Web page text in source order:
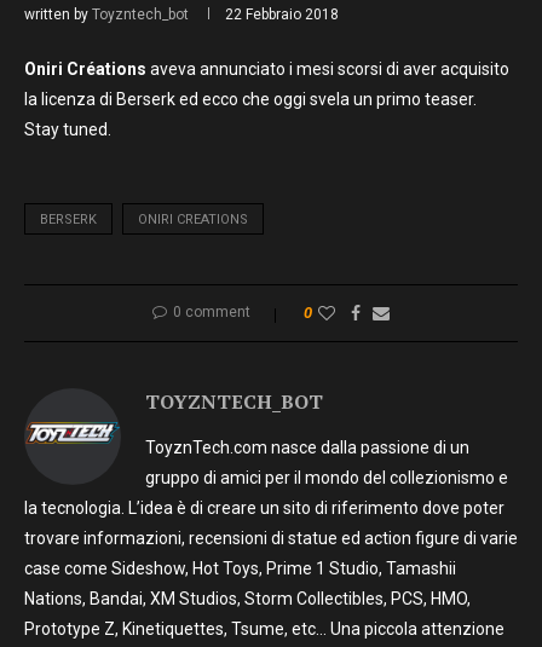
written by Toyzntech_bot 22 Febbraio 2018
Oniri Créations aveva annunciato i mesi scorsi di aver acquisito
la licenza di Berserk ed ecco che oggi svela un primo teaser.
Stay tuned.
BERSERK ONIRI CREATIONS
0 comment 0
TOYZNTECH_BOT
ToyznTech.com nasce dalla passione di un
gruppo di amici per il mondo del collezionismo e
la tecnologia. L’idea è di creare un sito di riferimento dove poter
trovare informazioni, recensioni di statue ed action figure di varie
case come Sideshow, Hot Toys, Prime 1 Studio, Tamashii
Nations, Bandai, XM Studios, Storm Collectibles, PCS, HMO,
Prototype Z, Kinetiquettes, Tsume, etc… Una piccola attenzione